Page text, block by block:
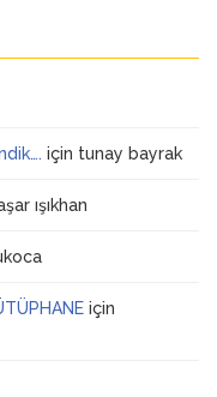
için tunay bayrak
ışıkhan
için